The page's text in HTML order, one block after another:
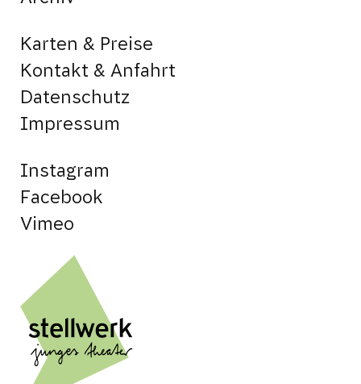
Karten & Preise
Kontakt & Anfahrt
Datenschutz
Impressum
Instagram
Facebook
Vimeo